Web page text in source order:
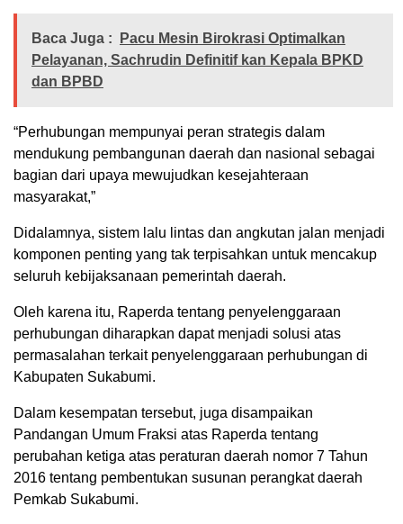
Baca Juga :
Pacu Mesin Birokrasi Optimalkan
Pelayanan, Sachrudin Definitif kan Kepala BPKD
dan BPBD
“Perhubungan mempunyai peran strategis dalam
mendukung pembangunan daerah dan nasional sebagai
bagian dari upaya mewujudkan kesejahteraan
masyarakat,”
Didalamnya, sistem lalu lintas dan angkutan jalan menjadi
komponen penting yang tak terpisahkan untuk mencakup
seluruh kebijaksanaan pemerintah daerah.
Oleh karena itu, Raperda tentang penyelenggaraan
perhubungan diharapkan dapat menjadi solusi atas
permasalahan terkait penyelenggaraan perhubungan di
Kabupaten Sukabumi.
Dalam kesempatan tersebut, juga disampaikan
Pandangan Umum Fraksi atas Raperda tentang
perubahan ketiga atas peraturan daerah nomor 7 Tahun
2016 tentang pembentukan susunan perangkat daerah
Pemkab Sukabumi.